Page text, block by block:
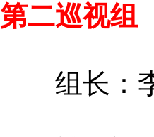
第二巡视组
组长：